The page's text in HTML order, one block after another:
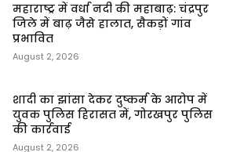
महाराष्ट्र में वर्धा नदी की महाबाढ़: चंद्रपुर
जिले में बाढ़ जैसे हालात, सैकड़ों गांव
प्रभावित
August 2, 2026
शादी का झांसा देकर दुष्कर्म के आरोप में
युवक पुलिस हिरासत में, गोरखपुर पुलिस
की कार्रवाई
August 2, 2026